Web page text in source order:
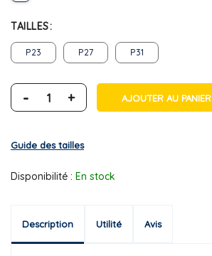
TAILLES
P23 P27 P31
- + AJOUTER AU PANIER
Guide des tailles
Disponibilité : En stock
Description Utilité Avis